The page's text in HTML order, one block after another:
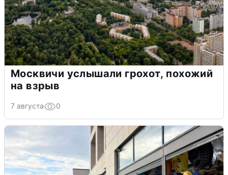
Москвичи услышали грохот, похожий
на взрыв
7 августа 0